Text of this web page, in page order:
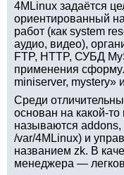
4MLinux задаётся
ориентированный
работ (как system
аудио, видео),
FTP, HTTP, СУБД
применения
miniserver, mystery»
Среди
основан на какой-
называются addons,
/var/4MLinux) и
названием zk. В
менеджера —